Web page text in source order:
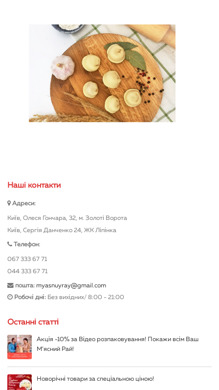
Нашi контакти
Адреси:
Київ, Олеся Гончара, 32, м. Золоті Ворота
Київ, Сергія Данченко 24, ЖК Ліпінка
Телефон:
067 333 67 71
044 333 67 71
пошта: myasnuyray@gmail.com
Робочі дні: Без вихідних/ 8:00 - 21:00
Останні статті
Акція -10% за Відео розпаковування! Покажи всім Ваш
М’ясний Рай!
Новорічні товари за спеціальною ціною!